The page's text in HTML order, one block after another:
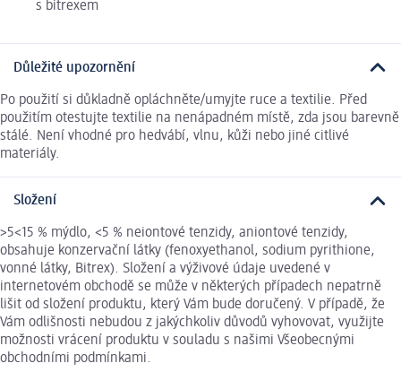
s bitrexem
Důležité upozornění
Po použití si důkladně opláchněte/umyjte ruce a textilie. Před
použitím otestujte textilie na nenápadném místě, zda jsou barevně
stálé. Není vhodné pro hedvábí, vlnu, kůži nebo jiné citlivé
materiály.
Složení
>5<15 % mýdlo, <5 % neiontové tenzidy, aniontové tenzidy,
obsahuje konzervační látky (fenoxyethanol, sodium pyrithione,
vonné látky, Bitrex). Složení a výživové údaje uvedené v
internetovém obchodě se může v některých případech nepatrně
lišit od složení produktu, který Vám bude doručený. V případě, že
Vám odlišnosti nebudou z jakýchkoliv důvodů vyhovovat, využijte
možnosti vrácení produktu v souladu s našimi Všeobecnými
obchodními podmínkami.